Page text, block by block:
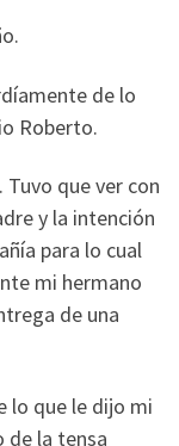
de lo
Roberto.
que ver con
y la intención
para lo cual
mi hermano
de una
lo que le dijo mi
la tensa